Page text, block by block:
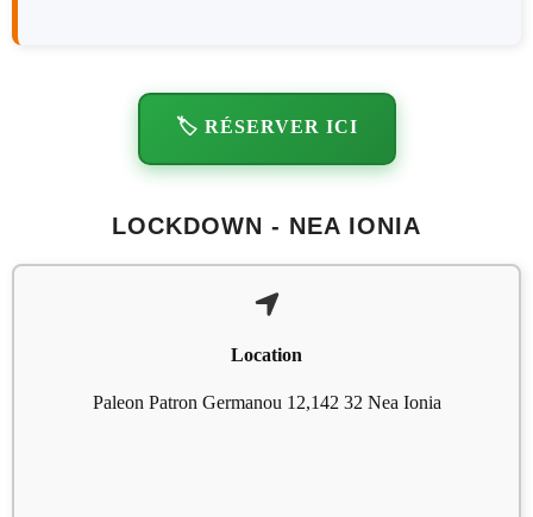
🏷️ RÉSERVER ICI
LOCKDOWN - NEA IONIA
Location
Paleon Patron Germanou 12,142 32 Nea Ionia